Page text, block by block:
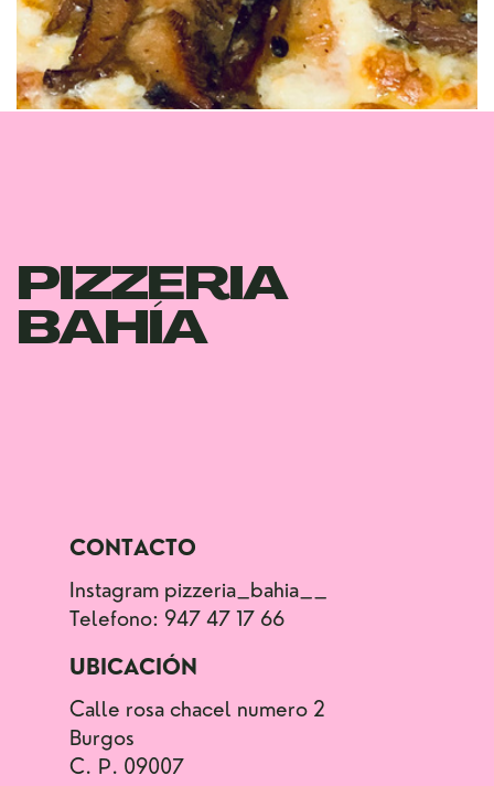
PIZZERIA ​
BAHÍA
CONTACTO
Instagram pizzeria_bahia__
T​elefono: 947 47 17 66
UBICACIÓN
Calle rosa chacel numero 2​
Burgos​
C. P. 09007​